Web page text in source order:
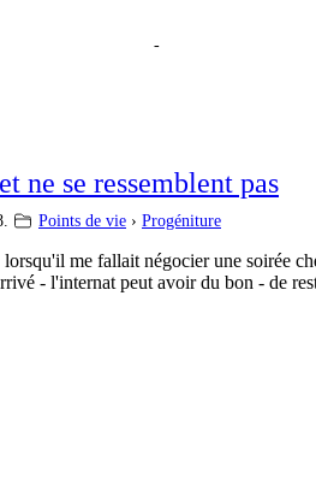
-
ne se ressemblent pas
Points de vie › Progéniture
me fallait négocier une soirée
- l'internat peut avoir du bon - de